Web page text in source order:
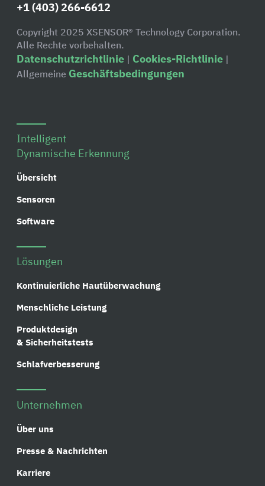
+1 (403) 266-6612
Copyright 2025 XSENSOR® Technology Corporation.
Alle Rechte vorbehalten.
Datenschutzrichtlinie | Cookies-Richtlinie |
Allgemeine Geschäftsbedingungen
Intelligent
Dynamische Erkennung
Übersicht
Sensoren
Software
Lösungen
Kontinuierliche Hautüberwachung
Menschliche Leistung
Produktdesign
& Sicherheitstests
Schlafverbesserung
Unternehmen
Über uns
Presse & Nachrichten
Karriere